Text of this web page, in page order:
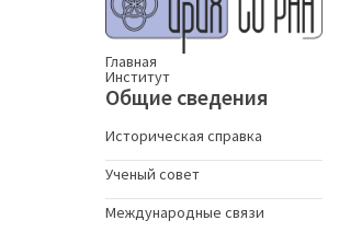
Главная
Институт
Общие сведения
Историческая справка
Ученый совет
Международные связи